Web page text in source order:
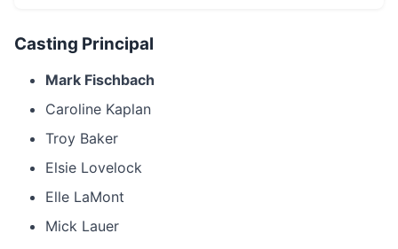
Casting Principal
Mark Fischbach
Caroline Kaplan
Troy Baker
Elsie Lovelock
Elle LaMont
Mick Lauer